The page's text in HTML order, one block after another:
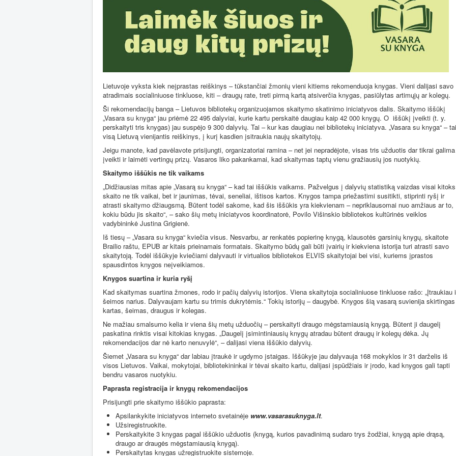
Lietuvoje vyksta kiek neįprastas reiškinys – tūkstančiai žmonių vieni kitiems rekomenduoja knygas. Vieni dalijasi savo
atradimais socialiniuose tinkluose, kiti – draugų rate, treti pirmą kartą atsiverčia knygas, pasiūlytas artimųjų ar kolegų.
Ši rekomendacijų banga – Lietuvos bibliotekų organizuojamos skaitymo skatinimo iniciatyvos dalis. Skaitymo iššūkį
„Vasara su knyga“ jau priėmė 22 495 dalyviai, kurie kartu perskaitė daugiau kaip 42 000 knygų. O iššūkį įveikti (t. y.
perskaityti tris knygas) jau suspėjo 9 300 dalyvių. Tai – kur kas daugiau nei bibliotekų iniciatyva. „Vasara su knyga“ – tai
visą Lietuvą vienijantis reiškinys, į kurį kasdien įsitraukia naujų skaitytojų.
Jeigu manote, kad pavėlavote prisijungti, organizatoriai ramina – net jei nepradėjote, visas tris užduotis dar tikrai galima
įveikti ir laimėti vertingų prizų. Vasaros liko pakankamai, kad skaitymas taptų vienu gražiausių jos nuotykių.
Skaitymo iššūkis ne tik vaikams
„Didžiausias mitas apie „Vasarą su knyga“ – kad tai iššūkis vaikams. Pažvelgus į dalyvių statistiką vaizdas visai
skaito ne tik vaikai, bet ir jaunimas, tėvai, seneliai, ištisos kartos. Knygos tampa priežastimi susitikti, stiprinti ryšį ir
atrasti skaitymo džiaugsmą. Būtent todėl sakome, kad šis iššūkis yra kiekvienam – nepriklausomai nuo amžiaus ar to,
kokiu būdu jis skaito“, – sako šių metų iniciatyvos koordinatorė, Povilo Višinskio bibliotekos kultūrinės veiklos
vadybininkė Justina Grigienė.
Iš tiesų – „Vasara su knyga“ kviečia visus. Nesvarbu, ar renkatės popierinę knygą, klausotės garsinių knygų, skaitote
Brailio raštu, EPUB ar kitais prieinamais formatais. Skaitymo būdų gali būti įvairių ir kiekviena istorija turi atrasti savo
skaitytoją. Todėl iššūkyje kviečiami dalyvauti ir virtualios bibliotekos ELVIS skaitytojai bei visi, kuriems įprastos
spausdintos knygos neįveikiamos.
Knygos suartina ir kuria ryšį
Kad skaitymas suartina žmones, rodo ir pačių dalyvių istorijos. Viena skaitytoja socialiniuose tinkluose rašo: „Įtraukiau
šeimos narius. Dalyvaujam kartu su trimis dukrytėmis.“ Tokių istorijų – daugybė. Knygos šią vasarą suvienija skirtingas
kartas, šeimas, draugus ir kolegas.
Ne mažiau smalsumo kelia ir viena šių metų užduočių – perskaityti draugo mėgstamiausią knygą. Būtent ji daugelį
paskatina rinktis visai kitokias knygas. „Daugelį įsimintiniausių knygų atradau būtent draugų ir kolegų dėka. Jų
rekomendacijos dar nė karto nenuvylė“, – dalijasi viena iššūkio dalyvių.
Šiemet „Vasara su knyga“ dar labiau įtraukė ir ugdymo įstaigas. Iššūkyje jau dalyvauja 168 mokyklos ir 31 darželis iš
visos Lietuvos. Vaikai, mokytojai, bibliotekininkai ir tėvai skaito kartu, dalijasi įspūdžiais ir įrodo, kad knygos gali tapti
bendru vasaros nuotykiu.
Paprasta registracija ir knygų rekomendacijos
Prisijungti prie skaitymo iššūkio paprasta:
Apsilankykite iniciatyvos interneto svetainėje www.vasarasuknyga.lt.
Užsiregistruokite.
Perskaitykite 3 knygas pagal iššūkio užduotis (knygą, kurios pavadinimą sudaro trys žodžiai, knygą apie drąsą,
draugo ar draugės mėgstamiausią knygą).
Perskaitytas knygas užregistruokite sistemoje.